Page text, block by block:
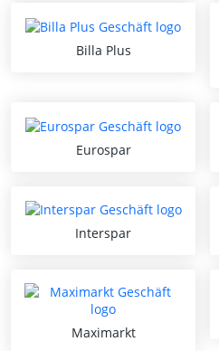
Billa Plus
Eurospar
Interspar
Maximarkt